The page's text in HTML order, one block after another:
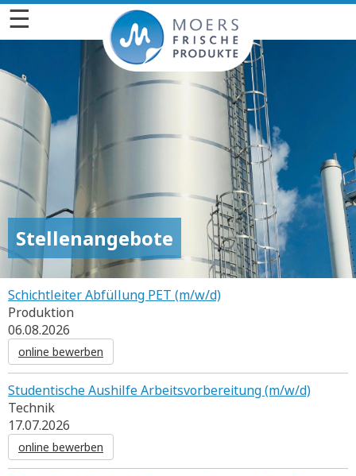
☰
Stellenangebote
Schichtleiter Abfüllung PET (m/w/d)
Produktion
06.08.2026
online bewerben
Studentische Aushilfe Arbeitsvorbereitung (m/w/d)
Technik
17.07.2026
online bewerben